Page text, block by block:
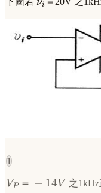
i
1
\displaystyle
VP ＝ − 14V 之